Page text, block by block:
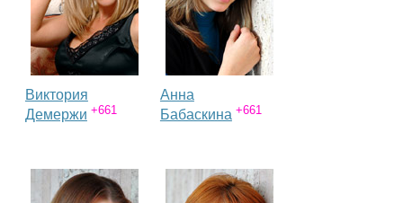
Виктория
Демержи +661
Анна
Бабаскина +661